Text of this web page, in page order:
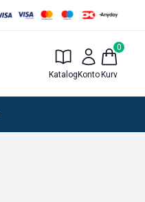
Katalog Konto
0
Kurv